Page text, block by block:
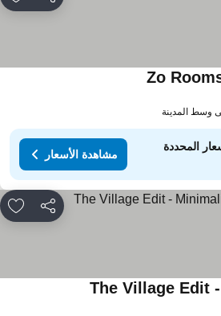
Zoمشاهدة الأسعار
المحددة
مشاهدة الأسعار
مشاركة
The Villageمشاهدة الأسعار